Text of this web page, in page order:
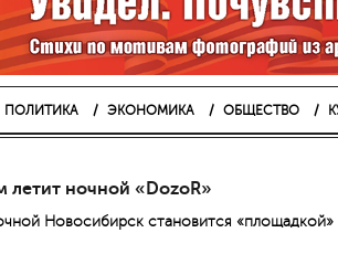
ПОЛИТИКА ЭКОНОМИКА ОБЩЕСТВО
ночной «DozoR»
Новосибирск становится «площадкой»